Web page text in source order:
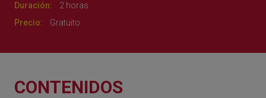
Duración:
2 horas
Precio:
Gratuito
CONTENIDOS